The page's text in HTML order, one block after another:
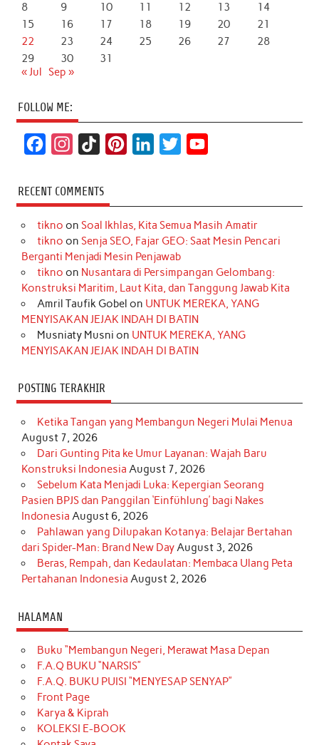
8
9 10 11 12 13
14
15
16 17 18 19 20
21
22
23 24 25 26 27
28
29
30
31
« Jul Sep »
FOLLOW ME:
c
e
b
o
k
s
t
a
r
a
m
k
T
o
k
t
e
r
e
s
t
k
e
d
I
n
t
t
r
T
u
e
RECENT COMMENTS
tikno on Soal Ikhlas, Kita Semua Masih Amatir
tikno on Senja SEO, Fajar GEO: Saat Mesin Pencari
Berganti Menjadi Mesin Penjawab
tikno on Nusantara di Persimpangan Gelombang:
Konstruksi Maritim, Laut Kita, dan Tanggung Jawab Kita
Amril Taufik Gobel on UNTUK MEREKA, YANG
MENYISAKAN JEJAK INDAH DI BATIN
Musniaty Musni on UNTUK MEREKA, YANG
MENYISAKAN JEJAK INDAH DI BATIN
POSTING TERAKHIR
Ketika Tangan yang Membangun Negeri Mulai Menua
August 7, 2026
Dari Gunting Pita ke Umur Layanan: Wajah Baru
Konstruksi Indonesia August 7, 2026
Sebelum Kata Menjadi Luka: Kepergian Seorang
Pasien BPJS dan Panggilan ‘Einfühlung’ bagi Nakes
Indonesia August 6, 2026
Pahlawan yang Dilupakan Kotanya: Belajar Bertahan
dari Spider-Man: Brand New DayAugust 3, 2026
Beras, Rempah, dan Kedaulatan: Membaca Ulang Peta
Pertahanan Indonesia August 2, 2026
HALAMAN
Buku “Membangun Negeri, Merawat Masa Depan
F.A.Q BUKU “NARSIS”
F.A.Q. BUKU PUISI “MENYESAP SENYAP”
Front Page
Karya & Kiprah
KOLEKSI E-BOOK